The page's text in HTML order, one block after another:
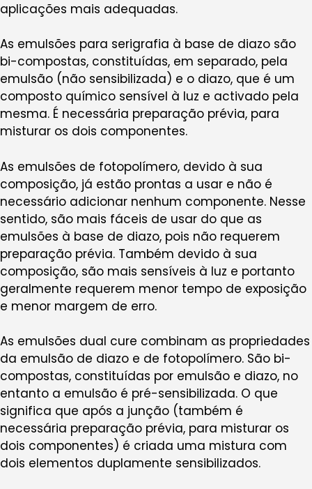
aplicações mais adequadas.
As emulsões para serigrafia à base de diazo são
bi-compostas, constituídas, em separado, pela
emulsão (não sensibilizada) e o diazo, que é um
composto químico sensível à luz e activado pela
mesma. É necessária preparação prévia, para
misturar os dois componentes.
As emulsões de fotopolímero, devido à sua
composição, já estão prontas a usar e não é
necessário adicionar nenhum componente. Nesse
sentido, são mais fáceis de usar do que as
emulsões à base de diazo, pois não requerem
preparação prévia. Também devido à sua
composição, são mais sensíveis à luz e portanto
geralmente requerem menor tempo de exposição
e menor margem de erro.
As emulsões dual cure combinam as propriedades
da emulsão de diazo e de fotopolímero. São bi-
compostas, constituídas por emulsão e diazo, no
entanto a emulsão é pré-sensibilizada. O que
significa que após a junção (também é
necessária preparação prévia, para misturar os
dois componentes) é criada uma mistura com
dois elementos duplamente sensibilizados.